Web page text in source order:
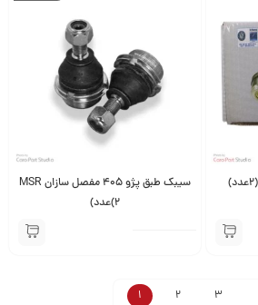
سیبک طبق پژو 405 مفصل سازان MSR
(2عدد)
1 2 3